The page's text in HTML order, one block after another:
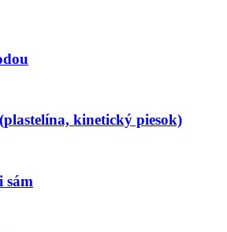
kinetický piesok)
sám